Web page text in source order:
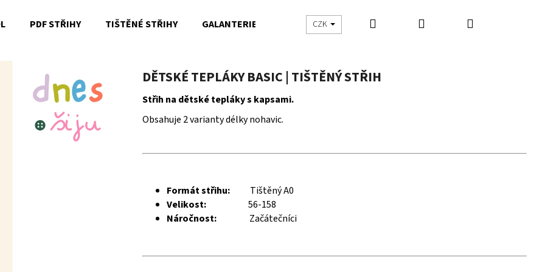
PDF STŘIHY TIŠTĚNÉ STŘIHY GALANTERIE ŠIJEME S DNES ŠIJU
CZK Hledat PřihlášeníNákupní
DĚTSKÉ TEPLÁKY BASIC | TIŠTĚNÝ STŘIH
Střih na dětské tepláky s kapsami.
Obsahuje 2 varianty délky nohavic.
Formát střihu: Tištěný A0
Velikost: 56-158
Náročnost: Začátečníci
Co potřebujete najít?
HLEDAT